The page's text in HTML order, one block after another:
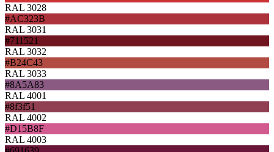
RAL 3028
#AC323B
RAL 3031
#711521
RAL 3032
#B24C43
RAL 3033
#8A5A83
RAL 4001
#8f3f51
RAL 4002
#D15B8F
RAL 4003